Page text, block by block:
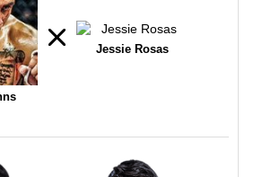
Jessie Rosas